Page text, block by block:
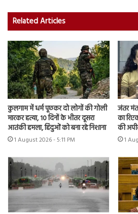
Related Articles
कुलगाम में धर्म पूछकर दो लोगों की गोली
मारकर हत्या, 10 दिनों के भीतर दूसरा
आतंकी हमला, हिंदुओं को बना रहे निशाना
1 August 2026 - 5:11 PM
जंतर
का
की
1